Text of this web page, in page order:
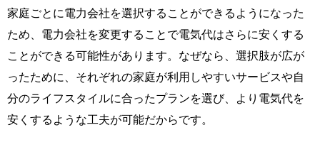
家庭ごとに電力会社を選択することができるようになった
ため、電力会社を変更することで電気代はさらに安くする
ことができる可能性があります。なぜなら、選択肢が広が
ったために、それぞれの家庭が利用しやすいサービスや自
分のライフスタイルに合ったプランを選び、より電気代を
安くするような工夫が可能だからです。